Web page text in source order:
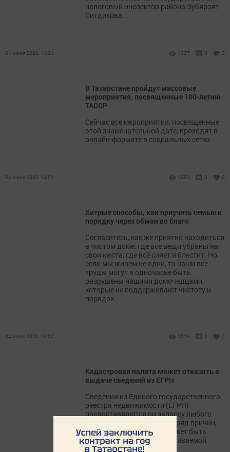
налоговый инспектор района Зубярзят
Ситдикова.
04 июня 2020, 14:24 1337 0 0
В Татарстане пройдут массовые
мероприятия, посвященные 100-летию
ТАССР
Сейчас все мероприятия, посвященные
этой знаменательной дате, проходят в
онлайн-формате в социальных сетях.
04 июня 2020, 14:01 1383 0 0
Хитрые способы, как приучить семью к
порядку через обман во благо
Согласитесь, как же приятно находиться
в чистом доме, где все вещи убраны на
свои места, где всё сияет и блестит. Но
если мы живем не одни, то наши все
труды могут в одночасье быть
разрушены нашими домочадцами,
которые не поддерживают чистоту и
порядок.
04 июня 2020, 13:52 1519 0 0
Кадастровая палата может отказать в
выдаче сведений из ЕГРН
Сведения из Единого государственного
реестра недвижимости (ЕГРН)
предоставляются по запросу любого
гражданина. Однако, есть ряд причин,
по которым заявителю может быть
отказано в выдаче запрашиваемой
информации.